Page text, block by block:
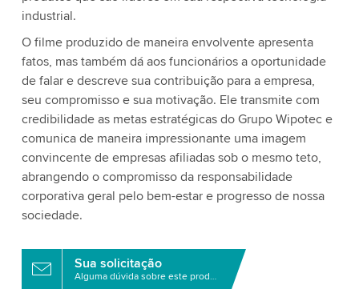
industrial.
O filme produzido de maneira envolvente apresenta
fatos, mas também dá aos funcionários a oportunidade
de falar e descreve sua contribuição para a empresa,
seu compromisso e sua motivação. Ele transmite com
credibilidade as metas estratégicas do Grupo Wipotec e
comunica de maneira impressionante uma imagem
convincente de empresas afiliadas sob o mesmo teto,
abrangendo o compromisso da responsabilidade
corporativa geral pelo bem-estar e progresso de nossa
sociedade.
Sua solicitação
Alguma dúvida sobre este produto?